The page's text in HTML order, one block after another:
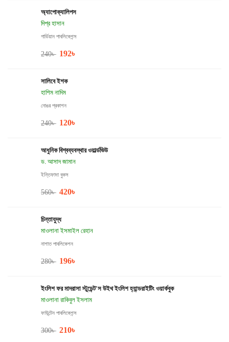
অ্যাপোক্যালিপস
দিপ্র হাসান
গার্ডিয়ান পাবলিকেশন্স
240৳ 192৳
সালিবে ইশক
হাশিম নাদিম
নোঙর প্রকাশন
240৳ 120৳
আধুনিক বিশ্বব্যবস্থার ওয়ার্ল্ডভিউ
ড. আসাদ জামান
ইন্তিফাদা বুকস
560৳ 420৳
চিন্তাযুদ্ধ
মাওলানা ইসমাইল রেহান
নাশাত পাবলিকেশন
280৳ 196৳
ইংলিশ ফর মাদরাসা স্টুডেন্ট'স উইথ ইংলিশ হ্যান্ডরাইটিং ওয়ার্কবুক
মাওলানা রাকিবুল ইসলাম
ফাউন্টেন পাবলিকেশন্স
300৳ 210৳